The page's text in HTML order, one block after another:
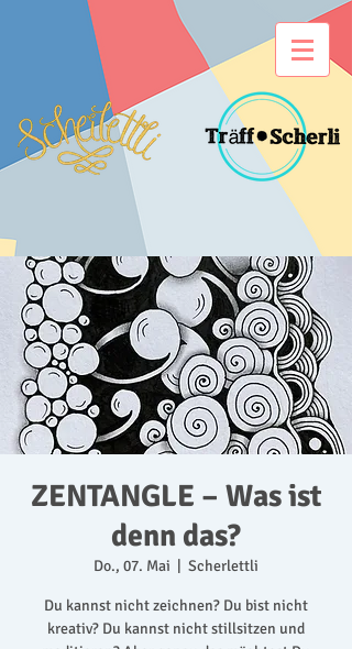
ZENTANGLE – Was ist
denn das?
Do., 07. Mai Scherlettli
Du kannst nicht zeichnen? Du bist nicht
kreativ? Du kannst nicht stillsitzen und